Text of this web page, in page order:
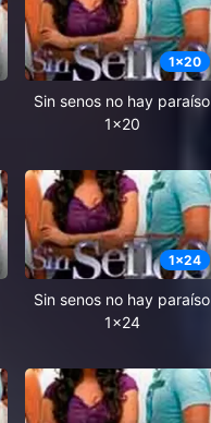
1x20
Sin senos no hay paraíso
1x20
1x24
Sin senos no hay paraíso
1x24